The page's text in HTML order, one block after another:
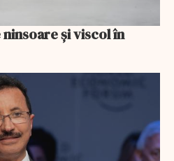
și viscol în